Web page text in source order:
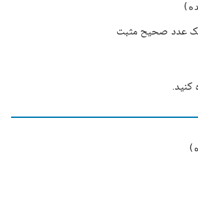
یک عدد صحیح مثبت
کنید.